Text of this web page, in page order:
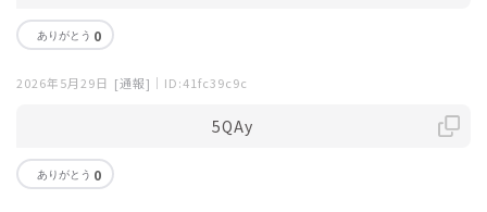
0
2026年5月29日 [通報] ｜ID:41fc39c9c
5QAy
0